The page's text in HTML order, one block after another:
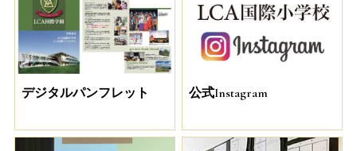
デジタルパンフレット 公式Instagram